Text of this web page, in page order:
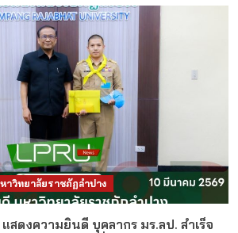
าวิทยาลัยราชภัฏลำปาง
สดงความยินดี บุคลากร มร.ลป. สำเร็จ